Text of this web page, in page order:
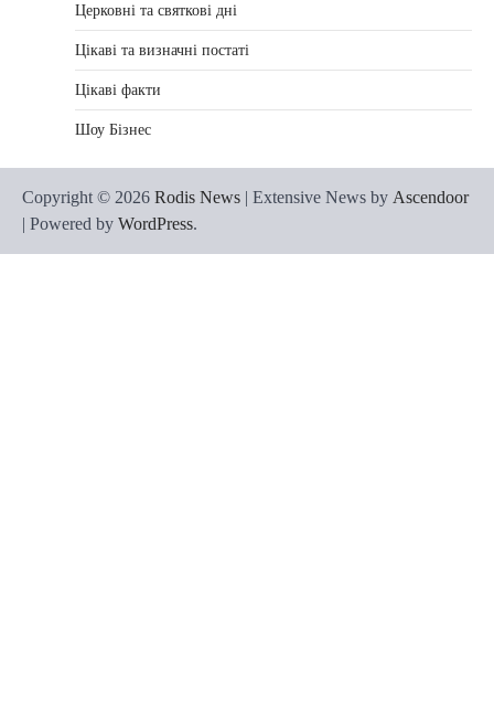
Церковні та святкові дні
Цікаві та визначні постаті
Цікаві факти
Шоу Бізнес
Copyright © 2026 Rodis News | Extensive News by Ascendoor
| Powered by WordPress.